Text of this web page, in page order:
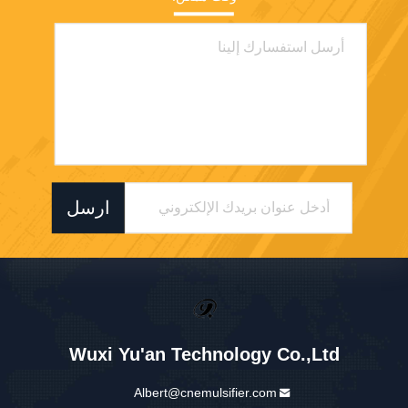
ارسل
Wuxi Yu'an Technology Co.,Ltd
Albert@cnemulsifier.com